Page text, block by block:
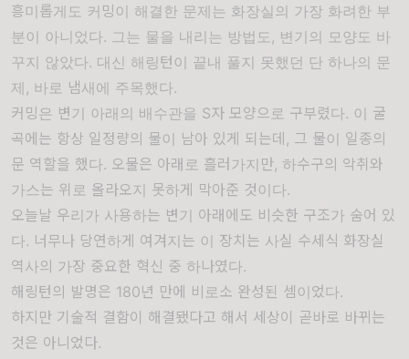
흥미롭게도 커밍이 해결한 문제는 화장실의 가장 화려한 부
분이 아니었다. 그는 물을 내리는 방법도, 변기의 모양도 바
꾸지 않았다. 대신 해링턴이 끝내 풀지 못했던 단 하나의 문
제, 바로 냄새에 주목했다.
커밍은 변기 아래의 배수관을 S자 모양으로 구부렸다. 이 굴
곡에는 항상 일정량의 물이 남아 있게 되는데, 그 물이 일종의
문 역할을 했다. 오물은 아래로 흘러가지만, 하수구의 악취와
가스는 위로 올라오지 못하게 막아준 것이다.
오늘날 우리가 사용하는 변기 아래에도 비슷한 구조가 숨어 있
다. 너무나 당연하게 여겨지는 이 장치는 사실 수세식 화장실
역사의 가장 중요한 혁신 중 하나였다.
해링턴의 발명은 180년 만에 비로소 완성된 셈이었다.
하지만 기술적 결함이 해결됐다고 해서 세상이 곧바로 바뀌는
것은 아니었다.